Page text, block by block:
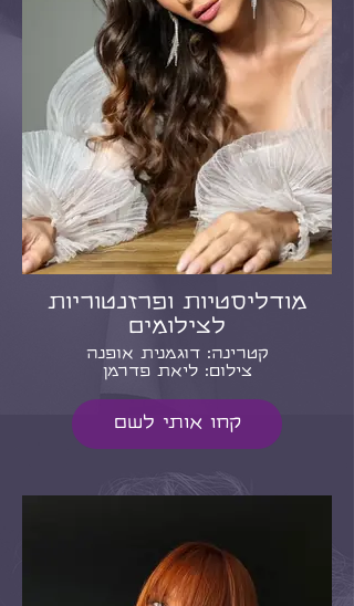
מודליסטיות ופרזנטוריות
לצילומים
קטרינה: דוגמנית אופנה
צילום: ליאת פדרמן
קחו אותי לשם